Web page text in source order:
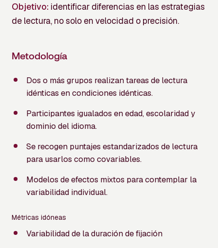
Objetivo: identificar diferencias en las estrategias
de lectura, no solo en velocidad o precisión.
Metodología
Dos o más grupos realizan tareas de lectura
idénticas en condiciones idénticas.
Participantes igualados en edad, escolaridad y
dominio del idioma.
Se recogen puntajes estandarizados de lectura
para usarlos como covariables.
Modelos de efectos mixtos para contemplar la
variabilidad individual.
Métricas idóneas
Variabilidad de la duración de fijación